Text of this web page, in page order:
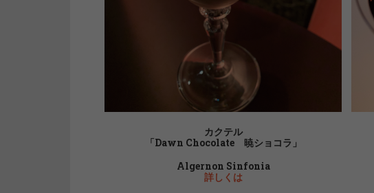
カクテル
「Dawn Chocolate 暁ショコラ」
Algernon Sinfonia
詳しくは